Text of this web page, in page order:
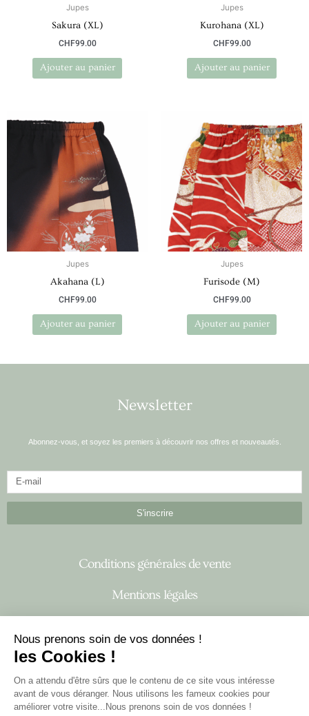
Jupes
Sakura (XL)
CHF99.00
Ajouter au panier
Jupes
Kurohana (XL)
CHF99.00
Ajouter au panier
Jupes
Akahana (L)
CHF99.00
Ajouter au panier
Jupes
Furisode (M)
CHF99.00
Ajouter au panier
Newsletter
Abonnez-vous, et soyez les premiers à découvrir nos offres et nouveautés.
S'inscrire
Conditions générales de vente
Mentions légales
n
s
a
c
Nous prenons soin de vos données !
les Cookies !
On a attendu d'être sûrs que le contenu de ce site vous intéresse
avant de vous déranger. Nous utilisons les fameux cookies pour
améliorer votre visite...Nous prenons soin de vos données !